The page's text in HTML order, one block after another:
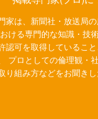
家は、新聞社・放送局
ける専門的な知識・技
認可を取得しているこ
プロとしての倫理観・
り組み方などをお聞き